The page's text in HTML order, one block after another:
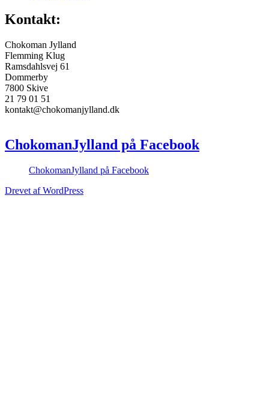
Kontakt:
Chokoman Jylland
Flemming Klug
Ramsdahlsvej 61
Dommerby
7800 Skive
21 79 01 51
kontakt@chokomanjylland.dk
ChokomanJylland på Facebook
ChokomanJylland på Facebook
Drevet af WordPress